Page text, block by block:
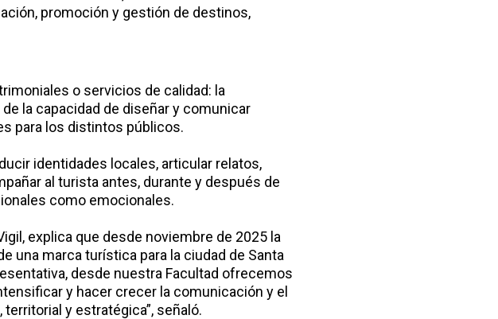
promoción y gestión de destinos,
o servicios de calidad: la
la capacidad de diseñar y comunicar
para los distintos públicos.
identidades locales, articular relatos,
al turista antes, durante y después de
como emocionales.
explica que desde noviembre de 2025 la
una marca turística para la ciudad de Santa
desde nuestra Facultad ofrecemos
y hacer crecer la comunicación y el
y estratégica”, señaló.